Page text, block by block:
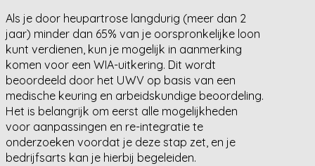
Als je door heupartrose langdurig (meer dan 2
jaar) minder dan 65% van je oorspronkelijke loon
kunt verdienen, kun je mogelijk in aanmerking
komen voor een WIA-uitkering. Dit wordt
beoordeeld door het UWV op basis van een
medische keuring en arbeidskundige beoordeling.
Het is belangrijk om eerst alle mogelijkheden
voor aanpassingen en re-integratie te
onderzoeken voordat je deze stap zet, en je
bedrijfsarts kan je hierbij begeleiden.